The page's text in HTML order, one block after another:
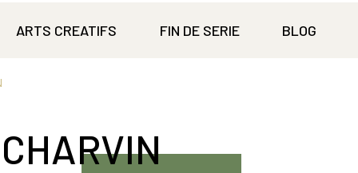
ARTS CREATIFS FIN DE SERIE BLOG